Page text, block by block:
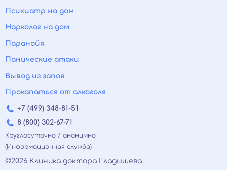
Психиатр на дом
Нарколог на дом
Паранойя
Панические атаки
Вывод из запоя
Прокапаться от алкоголя
+7 (499) 348-81-51
8 (800) 302-67-71
Круглосуточно / анонимно
(Информационная служба)
©2026 Клиника доктора Гладышева